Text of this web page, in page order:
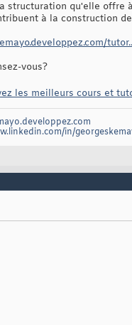
structuration qu'elle offre
à la construction
vous?
les meilleurs cours et
in/